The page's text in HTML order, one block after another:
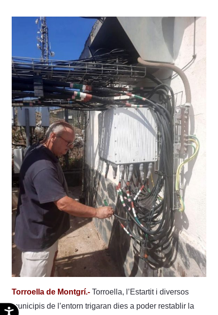
Accesibilidad
Torroella de Montgrí.- Torroella, l’Estartit i diversos
municipis de l’entorn trigaran dies a poder restablir la